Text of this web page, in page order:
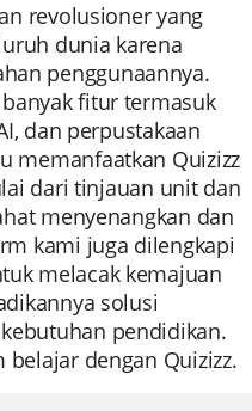
revolusioner yang
dunia karena
penggunaannya.
fitur termasuk
dan perpustakaan
memanfaatkan Quizizz
dari tinjauan unit dan
menyenangkan dan
kami juga dilengkapi
melacak kemajuan
solusi
pendidikan.
belajar dengan Quizizz.